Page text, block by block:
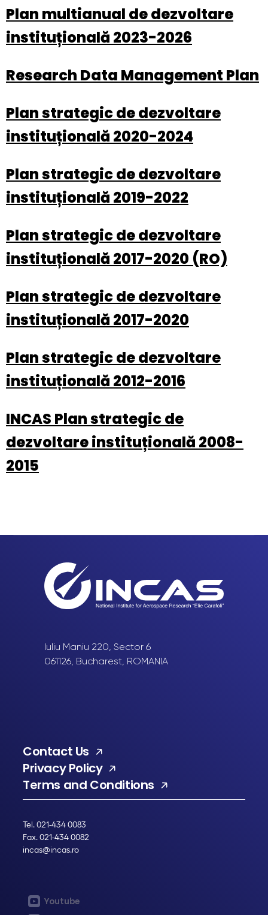
Plan multianual de dezvoltare
instituțională 2023-2026
Research Data Management Plan
Plan strategic de dezvoltare
instituțională 2020-2024
Plan strategic de dezvoltare
instituțională 2019-2022
Plan strategic de dezvoltare
instituțională 2017-2020 (RO)
Plan strategic de dezvoltare
instituțională 2017-2020
Plan strategic de dezvoltare
instituțională 2012-2016
INCAS Plan strategic de
dezvoltare instituțională 2008-
2015
Contact Us
Privacy Policy
Terms and Conditions
Tel. 021-434 0083
Fax. 021-434 0082
incas@incas.ro
Youtube
Iuliu Maniu 220, Sector 6
061126, Bucharest, ROMANIA